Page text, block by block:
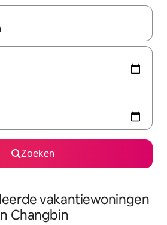
beschikbaar zijn, maak je een keuze
Zoeken
vakantiewoningen
Changbin